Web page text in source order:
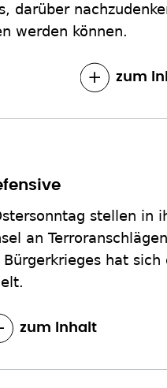
darüber
werden können.
zum
stellen in
an
Bürgerkrieges hat
zum Inhalt